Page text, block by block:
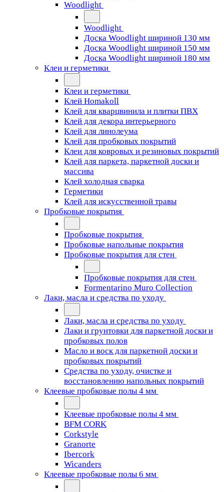
Woodlight
Woodlight
Доска Woodlight шириной 130 мм
Доска Woodlight шириной 150 мм
Доска Woodlight шириной 180 мм
Клеи и герметики
Клеи и герметики
Клей Homakoll
Клей для кварцвинила и плитки ПВХ
Клей для декора интерьерного
Клей для линолеума
Клей для пробковых покрытий
Клеи для ковровых и резиновых покрытий
Клей для паркета, паркетной доски и
массива
Клей холодная сварка
Герметики
Клей для искусственной травы
Пробковые покрытия
Пробковые покрытия
Пробковые напольные покрытия
Пробковые покрытия для стен
Пробковые покрытия для стен
Formentarino Muro Collection
Лаки, масла и средства по уходу
Лаки, масла и средства по уходу
Лаки и грунтовки для паркетной доски и
пробковых полов
Масло и воск для паркетной доски и
пробковых покрытий
Средства по уходу, очистке и
восстановлению напольных покрытий
Клеевые пробковые полы 4 мм
Клеевые пробковые полы 4 мм
BFM CORK
Corkstyle
Granorte
Ibercork
Wicanders
Клеевые пробковые полы 6 мм